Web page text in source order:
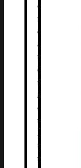
o
n
d
a
t
e
u
r
d
u
L
u
t